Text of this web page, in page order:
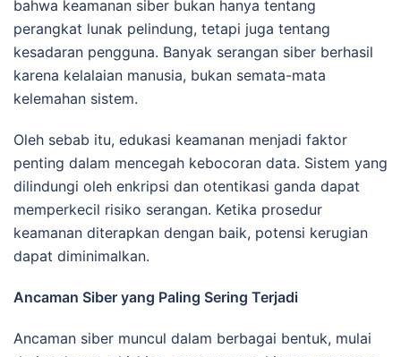
bahwa keamanan siber bukan hanya tentang
perangkat lunak pelindung, tetapi juga tentang
kesadaran pengguna. Banyak serangan siber berhasil
karena kelalaian manusia, bukan semata-mata
kelemahan sistem.
Oleh sebab itu, edukasi keamanan menjadi faktor
penting dalam mencegah kebocoran data. Sistem yang
dilindungi oleh enkripsi dan otentikasi ganda dapat
memperkecil risiko serangan. Ketika prosedur
keamanan diterapkan dengan baik, potensi kerugian
dapat diminimalkan.
Ancaman Siber yang Paling Sering Terjadi
Ancaman siber muncul dalam berbagai bentuk, mulai